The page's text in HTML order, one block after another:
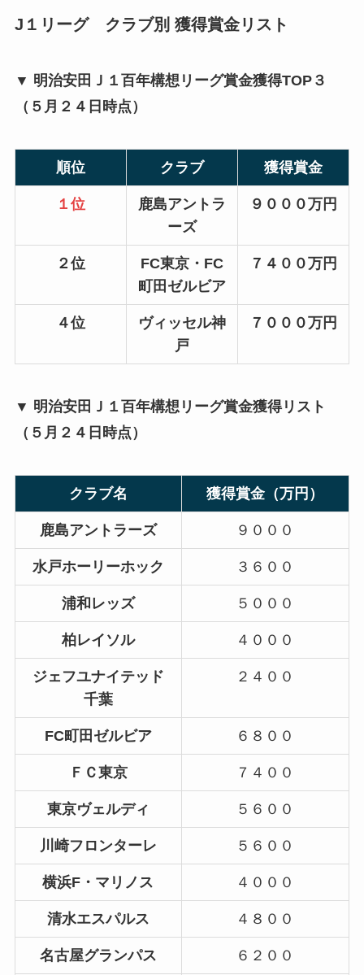
J１リーグ クラブ別 獲得賞金リスト
▼ 明治安田Ｊ１百年構想リーグ賞金獲得TOP３
（５月２４日時点）
順位 クラブ 獲得賞金
１位
鹿島アントラ
ーズ
９０００万円
２位
FC東京・FC
町田ゼルビア
７４００万円
４位
ヴィッセル神
戸
７０００万円
▼ 明治安田Ｊ１百年構想リーグ賞金獲得リスト
（５月２４日時点）
クラブ名 獲得賞金（万円）
鹿島アントラーズ ９０００
水戸ホーリーホック ３６００
浦和レッズ ５０００
柏レイソル ４０００
ジェフユナイテッド
千葉
２４００
FC町田ゼルビア ６８００
ＦＣ東京 ７４００
東京ヴェルディ ５６００
川崎フロンターレ ５６００
横浜F・マリノス ４０００
清水エスパルス ４８００
名古屋グランパス ６２００